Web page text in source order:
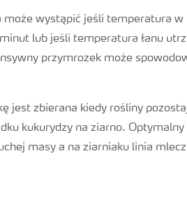
może wystąpić jeśli temperatura
lub jeśli temperatura łanu
przymrozek może
jest zbierana kiedy rośliny
kukurydzy na ziarno.
masy a na ziarniaku linia